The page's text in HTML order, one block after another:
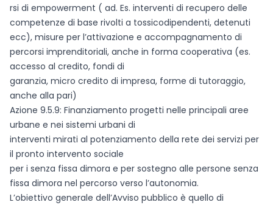
rsi di empowerment ( ad. Es. interventi di recupero delle
competenze di base rivolti a tossicodipendenti, detenuti
ecc), misure per l’attivazione e accompagnamento di
percorsi imprenditoriali, anche in forma cooperativa (es.
accesso al credito, fondi di
garanzia, micro credito di impresa, forme di tutoraggio,
anche alla pari)
Azione 9.5.9: Finanziamento progetti nelle principali aree
urbane e nei sistemi urbani di
interventi mirati al potenziamento della rete dei servizi per
il pronto intervento sociale
per i senza fissa dimora e per sostegno alle persone senza
fissa dimora nel percorso verso l’autonomia.
L’obiettivo generale dell’Avviso pubblico è quello di